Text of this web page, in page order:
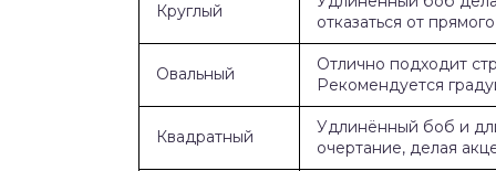
Круглый
отказаться от
Овальный
Отлично подходит
Рекомендуется
Квадратный
Удлинённый боб и
очертание, делая